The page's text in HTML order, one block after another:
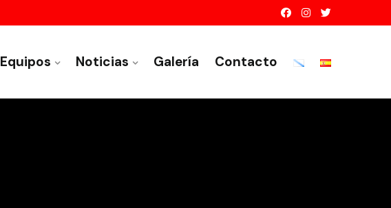
Equipos Noticias Galería Contacto